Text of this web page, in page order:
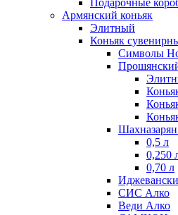
Подарочные
Армянский коньяк
Элитный
Коньяк
Символы
0,5 л
0,250
0,70 л
СИС Алко
Веди Алко